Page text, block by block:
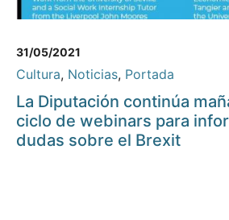
31/05/2021
Cultura, Noticias, Portada
La Diputación continúa
ciclo de webinars para
dudas sobre el Brexit